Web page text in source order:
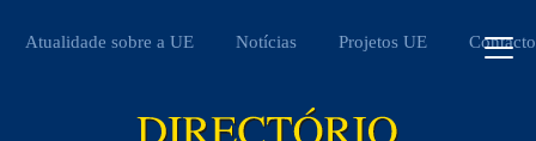
Atualidade sobre a UE Notícias Projetos UE Contacto